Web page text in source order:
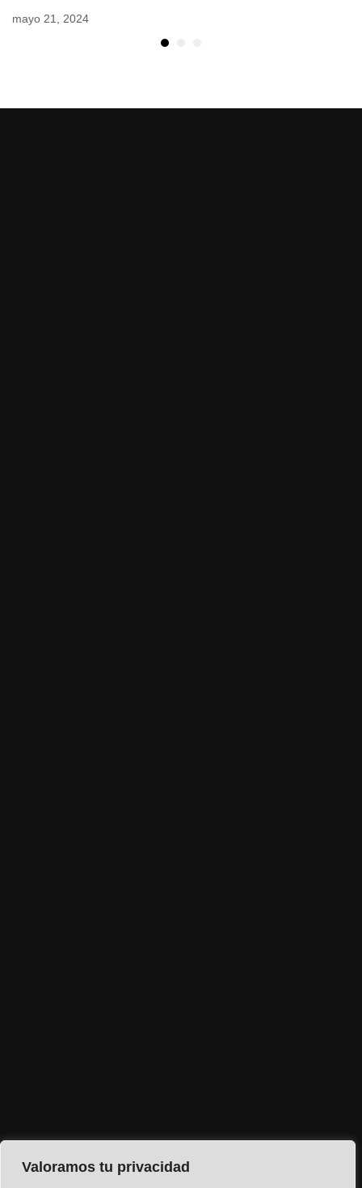
Valoramos tu privacidad
mayo 21, 2024